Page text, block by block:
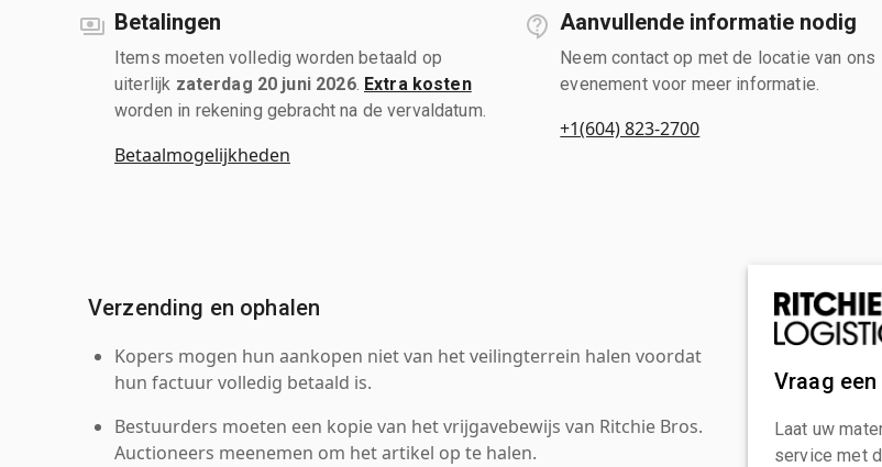
Betalingen
Items moeten volledig worden betaald op
uiterlijk zaterdag 20 juni 2026. Extra kosten
worden in rekening gebracht na de vervaldatum.
Betaalmogelijkheden
Aanvullende informatie nodig
Neem contact op met de locatie van ons
evenement voor meer informatie.
+1(604) 823-2700
Verzending en ophalen
Kopers mogen hun aankopen niet van het veilingterrein halen voordat
hun factuur volledig betaald is.
Bestuurders moeten een kopie van het vrijgavebewijs van Ritchie Bros.
Auctioneers meenemen om het artikel op te halen.
Vraag
Laat uw
service met